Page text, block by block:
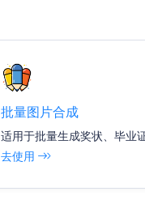
批量图片合成
适用于批量生成奖状、毕业
去使用